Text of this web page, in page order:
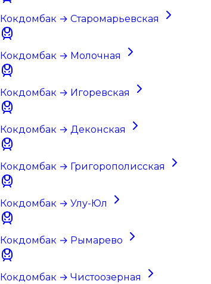
Кокдомбак → Старомарьевская
Кокдомбак → Молочная
Кокдомбак → Игоревская
Кокдомбак → Деконская
Кокдомбак → Григорополисская
Кокдомбак → Улу-Юл
Кокдомбак → Рымарево
Кокдомбак → Чистоозерная